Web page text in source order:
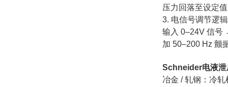
压力回落至设定
3. 电信号调节逻辑
输入 0–24V 信号
加 50–200 Hz 颤
Schneider电液
冶金 / 轧钢：冷